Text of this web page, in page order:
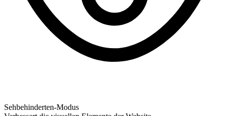
Sehbehinderten-Modus